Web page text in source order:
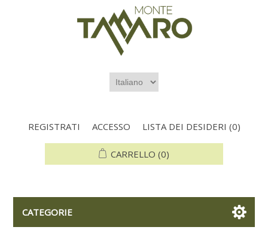
REGISTRATI ACCESSO LISTA DEI DESIDERI (0)
CARRELLO (0)
CATEGORIE